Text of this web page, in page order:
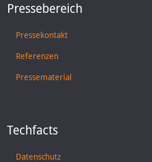
Pressebereich
Pressekontakt
Referenzen
Pressematerial
Techfacts
Datenschutz